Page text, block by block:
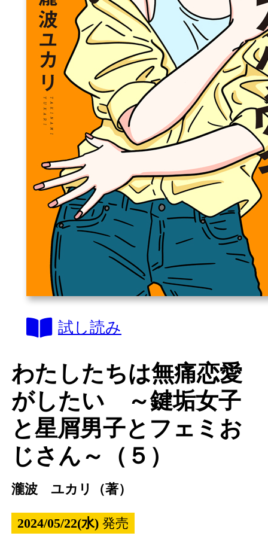
試し読み
わたしたちは無痛恋愛
がしたい ～鍵垢女子
と星屑男子とフェミお
じさん～（５）
瀧波 ユカリ（著）
2024/05/22(水)発売